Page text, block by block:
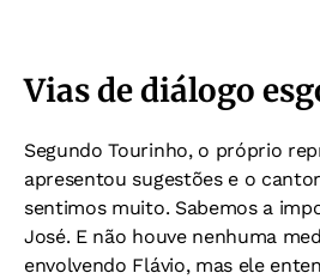
Vias de diálogo
Segundo Tourinho, o próprio
apresentou sugestões e o
sentimos muito. Sabemos a
José. E não houve nenhuma
envolvendo Flávio, mas ele